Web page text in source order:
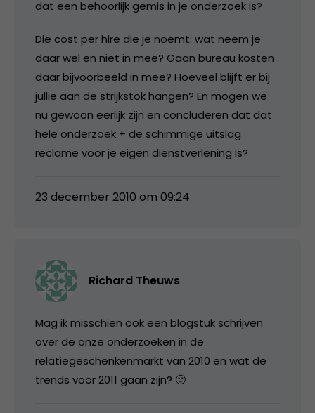
dat een behoorlijk gemis in je onderzoek is?
Die cost per hire die je noemt: wat neem je
daar wel en niet in mee? Gaan bureau kosten
daar bijvoorbeeld in mee? Hoeveel blijft er bij
jullie aan de strijkstok hangen? En mogen we
nu gewoon eerlijk zijn en concluderen dat dat
hele onderzoek + de schimmige uitslag
reclame voor je eigen dienstverlening is?
23 december 2010 om 09:24
Richard Theuws
Mag ik misschien ook een blogstuk schrijven
over de onze onderzoeken in de
relatiegeschenkenmarkt van 2010 en wat de
trends voor 2011 gaan zijn? 🙂